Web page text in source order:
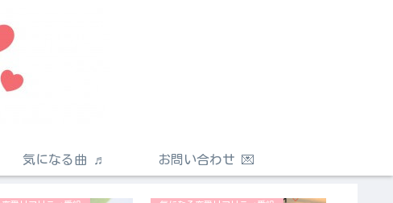
気になる曲 ♬ お問い合わせ 💌